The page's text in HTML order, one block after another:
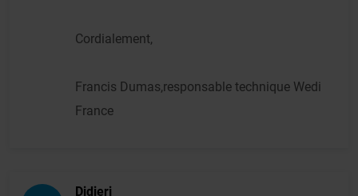
Cordialement,
Francis Dumas,responsable technique Wedi
France
Didierj